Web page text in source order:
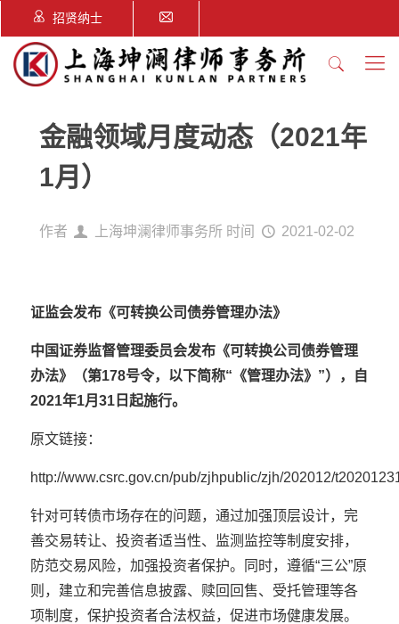
招贤纳士
金融领域月度动态（2021年
1月）
作者 上海坤澜律师事务所 时间 2021-02-02
证监会发布《可转换公司债券管理办法》
中国证券监督管理委员会发布《可转换公司债券管理
办法》（第178号令，以下简称“《管理办法》”），自
2021年1月31日起施行。
原文链接：
http://www.csrc.gov.cn/pub/zjhpublic/zjh/202012/
针对可转债市场存在的问题，通过加强顶层设计，完
善交易转让、投资者适当性、监测监控等制度安排，
防范交易风险，加强投资者保护。同时，遵循“三公”原
则，建立和完善信息披露、赎回回售、受托管理等各
项制度，保护投资者合法权益，促进市场健康发展。